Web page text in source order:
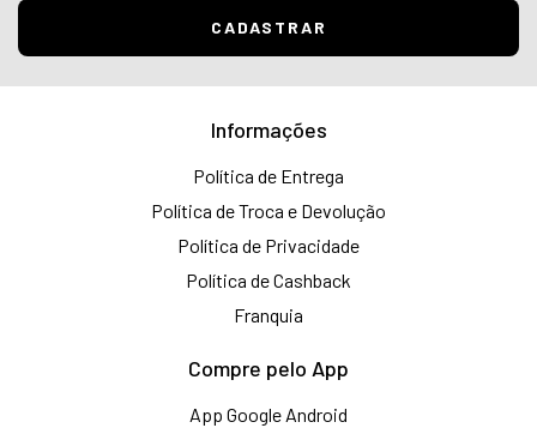
Informações
Política de Entrega
Política de Troca e Devolução
Política de Privacidade
Política de Cashback
Franquia
Compre pelo App
App Google Android